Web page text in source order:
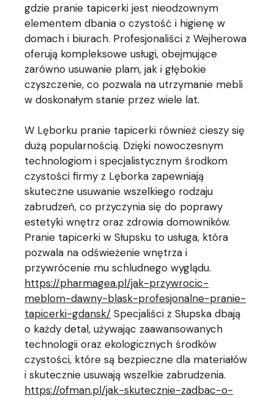
gdzie pranie tapicerki jest nieodzownym
elementem dbania o czystość i higienę w
domach i biurach. Profesjonaliści z Wejherowa
oferują kompleksowe usługi, obejmujące
zarówno usuwanie plam, jak i głębokie
czyszczenie, co pozwala na utrzymanie mebli
w doskonałym stanie przez wiele lat.
W Lęborku pranie tapicerki również cieszy się
dużą popularnością. Dzięki nowoczesnym
technologiom i specjalistycznym środkom
czystości firmy z Lęborka zapewniają
skuteczne usuwanie wszelkiego rodzaju
zabrudzeń, co przyczynia się do poprawy
estetyki wnętrz oraz zdrowia domowników.
Pranie tapicerki w Słupsku to usługa, która
pozwala na odświeżenie wnętrza i
przywrócenie mu schludnego wyglądu.
https://pharmagea.pl/jak-przywrocic-
meblom-dawny-blask-profesjonalne-pranie-
tapicerki-gdansk/ Specjaliści z Słupska dbają
o każdy detal, używając zaawansowanych
technologii oraz ekologicznych środków
czystości, które są bezpieczne dla materiałów
i skutecznie usuwają wszelkie zabrudzenia.
https://ofman.pl/jak-skutecznie-zadbac-o-